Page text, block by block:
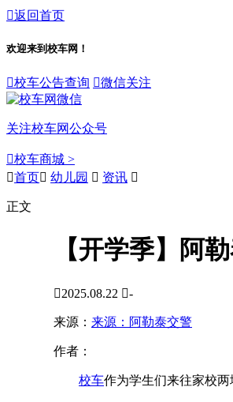
返回首页
欢迎来到校车网！
校车公告查询 微信关注
关注校车网公众号
校车商城 >
首页 幼儿园  资讯 
正文
【开学季】阿
2025.08.22 -
来源： 来源：阿勒泰交警
作者：
校车作为学生们来往家校两